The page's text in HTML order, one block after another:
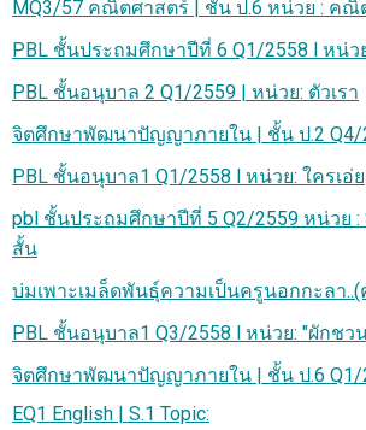
MQ3/57 คณิตศาสตร์ | ชั้น ป.6 หน่วย : คณิ
PBL ชั้นประถมศึกษาปีที่ 6 Q1/2558 l หน่ว
PBL ชั้นอนุบาล 2 Q1/2559 | หน่วย: ตัวเรา
จิตศึกษาพัฒนาปัญญาภายใน | ชั้น ป.2 Q4/
PBL ชั้นอนุบาล1 Q1/2558 l หน่วย: ใครเอ่ย
pbl ชั้นประถมศึกษาปีที่ 5 Q2/2559 หน่วย :
สั้น
บ่มเพาะเมล็ดพันธุ์ความเป็นครูนอกกะลา
PBL ชั้นอนุบาล1 Q3/2558 l หน่วย: "ผักชว
จิตศึกษาพัฒนาปัญญาภายใน | ชั้น ป.6 Q1/
EQ1 English | S.1 Topic: